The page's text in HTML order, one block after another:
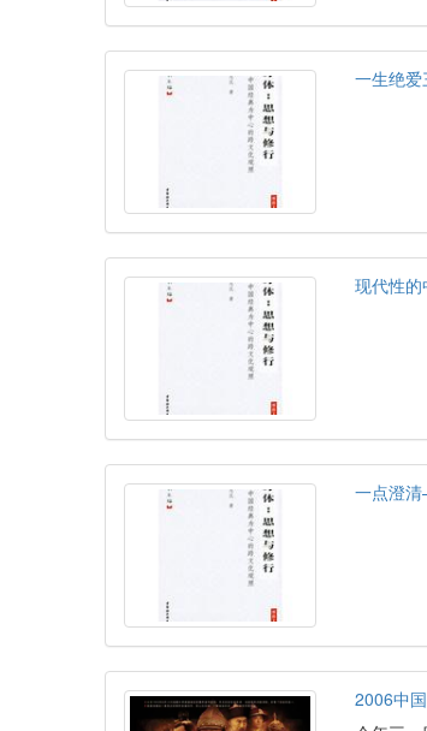
一生绝
现代性
一点澄
2006中